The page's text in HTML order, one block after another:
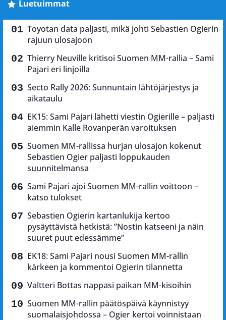
Luetuimmat
Toyotan data paljasti, mikä johti Sebastien Ogierin
rajuun ulosajoon
Thierry Neuville kritisoi Suomen MM-rallia – Sami
Pajari eri linjoilla
Secto Rally 2026: Sunnuntain lähtöjärjestys ja
aikataulu
EK15: Sami Pajari lähetti viestin Ogierille – paljasti
aiemmin Kalle Rovanperän varoituksen
Suomen MM-rallissa hurjan ulosajon kokenut
Sebastien Ogier paljasti loppukauden
suunnitelmansa
Sami Pajari ajoi Suomen MM-rallin voittoon –
katso tulokset
Sebastien Ogierin kartanlukija kertoo
pysäyttävistä hetkistä: ”Nostin katseeni ja näin
suuret puut edessämme”
EK18: Sami Pajari nousi Suomen MM-rallin
kärkeen ja kommentoi Ogierin tilannetta
Valtteri Bottas nappasi paikan MM-kisoihin
Suomen MM-rallin päätöspäivä käynnistyy
suomalaisjohdossa – Ogier kertoi voinnistaan